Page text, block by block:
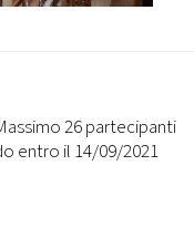
26 partecipanti
entro il 14/09/2021